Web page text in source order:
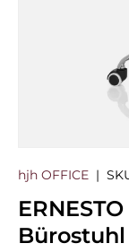
hjh OFFICE |